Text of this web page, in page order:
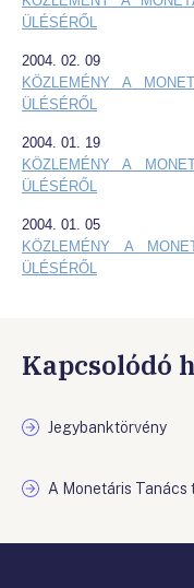
ÜLÉSÉRŐL
2004. 02. 09
KÖZLEMÉNY A
ÜLÉSÉRŐL
2004. 01. 19
KÖZLEMÉNY A
ÜLÉSÉRŐL
2004. 01. 05
KÖZLEMÉNY A
ÜLÉSÉRŐL
Kapcsolódó
Jegybanktörvény
A Monetáris Tanács